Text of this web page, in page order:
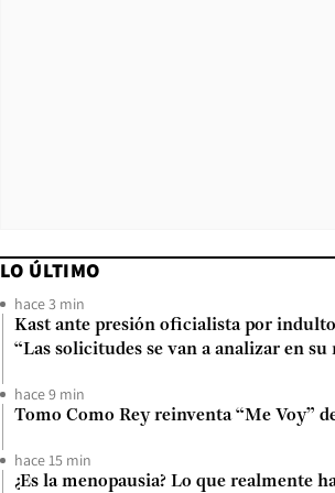
LO ÚLTIMO
hace 3 min
Kast ante presión oficialista por
“Las solicitudes se van a analizar en su
hace 9 min
Tomo Como Rey reinventa “Me Voy”
hace 15 min
¿Es la menopausia? Lo que realmente